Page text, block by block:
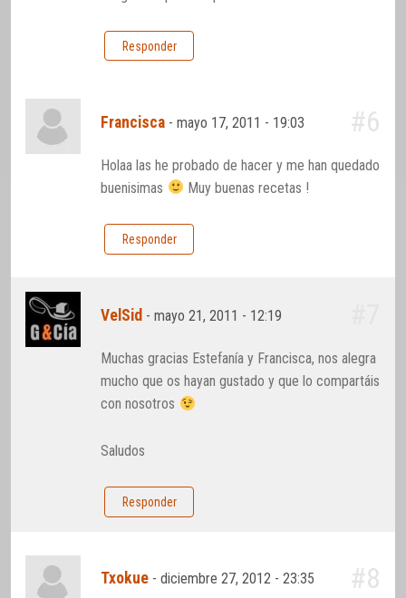
Responder
Francisca -mayo 17, 2011 - 19:03 #6
Holaa las he probado de hacer y me han quedado
buenisimas
Muy buenas recetas !
Responder
VelSid -mayo 21, 2011 - 12:19
Muchas gracias Estefanía y Francisca, nos alegra
mucho que os hayan gustado y que lo compartáis
con nosotros
Saludos
Responder
Txokue -diciembre 27, 2012 - 23:35 #8